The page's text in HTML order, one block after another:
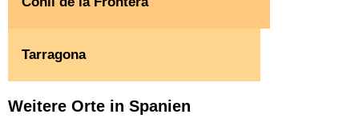
Tarragona
Weitere Orte in Spanien